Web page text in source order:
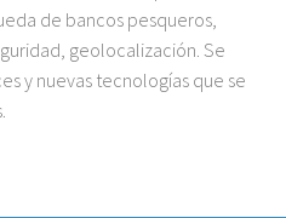
de bancos pesqueros,
geolocalización. Se
y nuevas tecnologías que se